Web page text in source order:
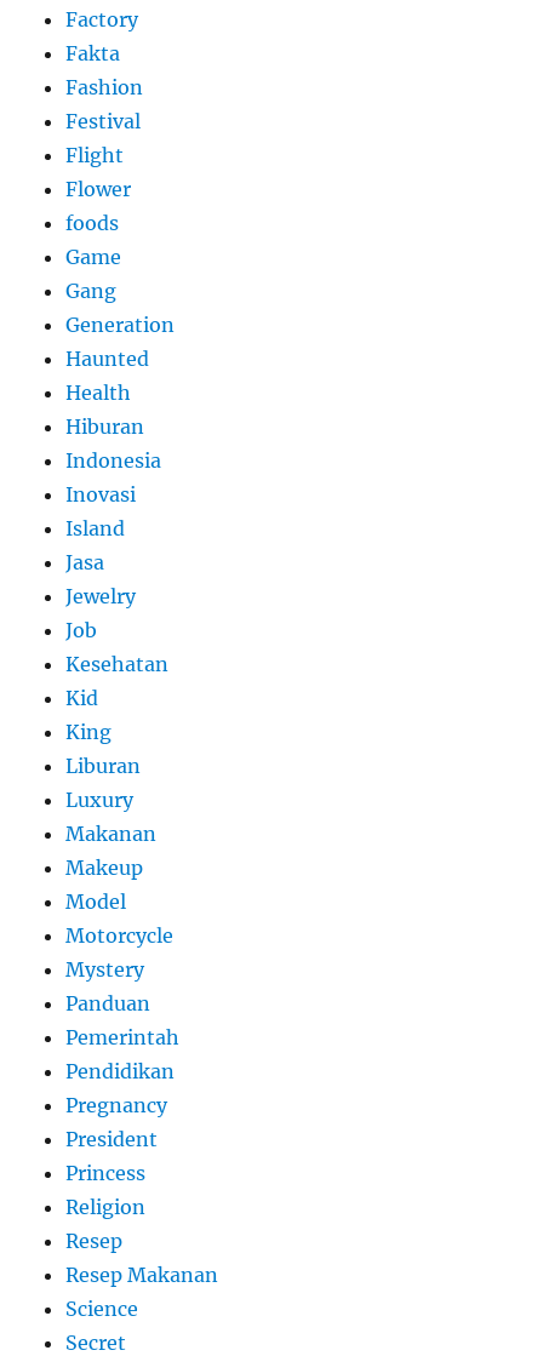
Factory
Fakta
Fashion
Festival
Flight
Flower
foods
Game
Gang
Generation
Haunted
Health
Hiburan
Indonesia
Inovasi
Island
Jasa
Jewelry
Job
Kesehatan
Kid
King
Liburan
Luxury
Makanan
Makeup
Model
Motorcycle
Mystery
Panduan
Pemerintah
Pendidikan
Pregnancy
President
Princess
Religion
Resep
Resep Makanan
Science
Secret